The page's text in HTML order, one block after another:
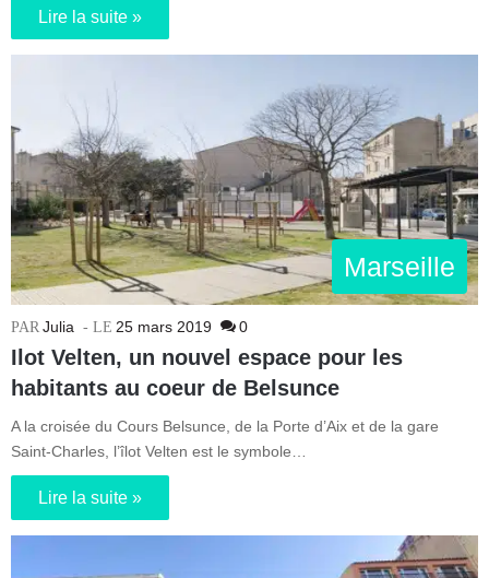
Lire la suite »
Marseille
Julia 25 mars 2019 0
Ilot Velten, un nouvel espace pour les
habitants au coeur de Belsunce
A la croisée du Cours Belsunce, de la Porte d’Aix et de la gare
Saint-Charles, l’îlot Velten est le symbole…
Lire la suite »